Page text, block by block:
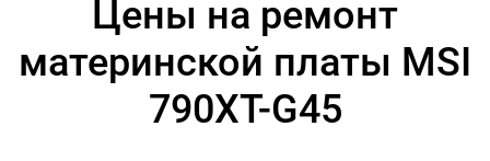
Цены на ремонт
материнской платы MSI
790XT-G45